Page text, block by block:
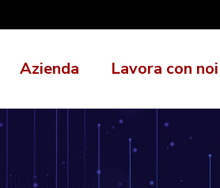
Azienda Lavora con noi